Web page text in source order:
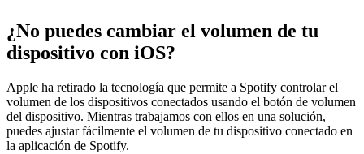
¿No puedes cambiar el volumen de tu
dispositivo con iOS?
Apple ha retirado la tecnología que permite a Spotify controlar el
volumen de los dispositivos conectados usando el botón de volumen
del dispositivo. Mientras trabajamos con ellos en una solución,
puedes ajustar fácilmente el volumen de tu dispositivo conectado en
la aplicación de Spotify.